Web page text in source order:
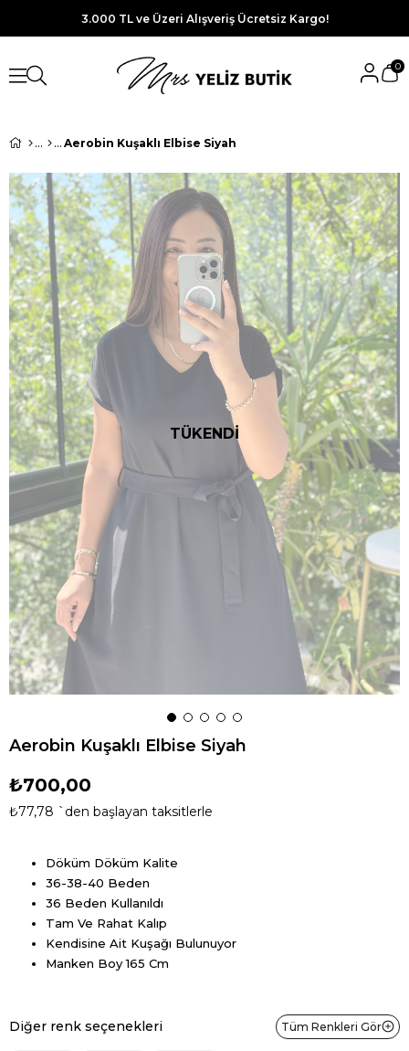
3.000 TL ve Üzeri Alışveriş Ücretsiz Kargo!
0
Aerobin Kuşaklı Elbise Siyah
TÜKENDİ
Aerobin Kuşaklı Elbise Siyah
₺700,00
₺77,78 `den başlayan taksitlerle
Döküm Döküm Kalite
36-38-40 Beden
36 Beden Kullanıldı
Tam Ve Rahat Kalıp
Kendisine Ait Kuşağı Bulunuyor
Manken Boy 165 Cm
Diğer renk seçenekleri Tüm Renkleri Gör